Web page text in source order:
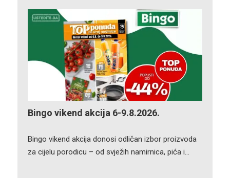
Bingo vikend akcija 6-9.8.2026.
Bingo vikend akcija donosi odličan izbor proizvoda
za cijelu porodicu – od svježih namirnica, pića i…